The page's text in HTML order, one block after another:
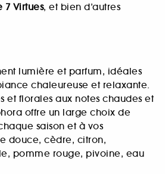
7 Virtues, et bien d’autres
lumière et parfum, idéales
chaleureuse et relaxante.
et florales aux notes chaudes et
offre un large choix de
saison et à vos
douce, cèdre, citron,
pomme rouge, pivoine, eau